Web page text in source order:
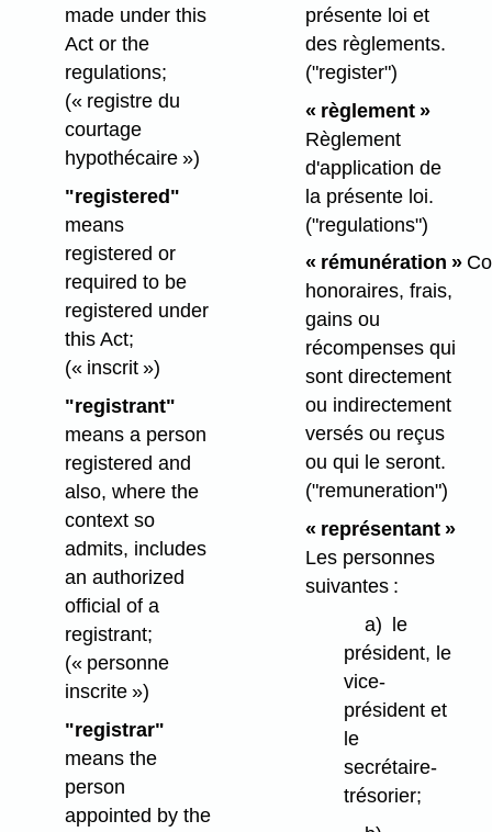
made under this
Act or the
regulations;
(« registre du
courtage
hypothécaire »)
"registered"
means
registered or
required to be
registered under
this Act;
(« inscrit »)
"registrant"
means a person
registered and
also, where the
context so
admits, includes
an authorized
official of a
registrant;
(« personne
inscrite »)
"registrar"
means the
person
appointed by the
présente loi et
des règlements.
("register")
« règlement »
Règlement
d'application de
la présente loi.
("regulations")
« rémunération »
honoraires, frais,
gains ou
récompenses qui
sont directement
ou indirectement
versés ou reçus
ou qui le seront.
("remuneration")
« représentant »
Les personnes
suivantes :
a) le
président, le
vice-
président et
le
secrétaire-
trésorier;